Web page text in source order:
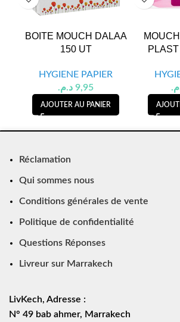
BOITE MOUCH DALAA
150 UT
HYGIENE PAPIER
9,95 د.م.
AJOUTER AU PANIER
Réclamation
Qui sommes nous
Conditions générales de vente
Politique de confidentialité
Questions Réponses
Livreur sur Marrakech
LivKech, Adresse :
N° 49 bab ahmer, Marrakech